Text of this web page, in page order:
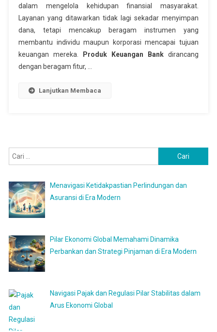
dalam mengelola kehidupan finansial masyarakat.
Layanan yang ditawarkan tidak lagi sekadar menyimpan
dana, tetapi mencakup beragam instrumen yang
membantu individu maupun korporasi mencapai tujuan
keuangan mereka.
Produk Keuangan Bank dirancang
dengan beragam fitur, …
Lanjutkan Membaca
untuk:
Menavigasi Ketidakpastian Perlindungan dan
Asuransi di Era Modern
Pilar Ekonomi Global Memahami Dinamika
Perbankan dan Strategi Pinjaman di Era Modern
Navigasi Pajak dan Regulasi Pilar Stabilitas dalam
Arus Ekonomi Global